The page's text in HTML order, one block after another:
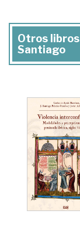
Otros
Santiago